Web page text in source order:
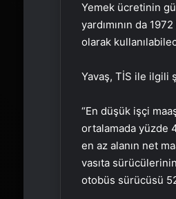
Yemek ücretinin
yardımının da
olarak
Yavaş, TİS ile ilgili
“En düşük işçi
ortalamada yüzde
en az alanın net
vasıta
otobüs sürücüsü